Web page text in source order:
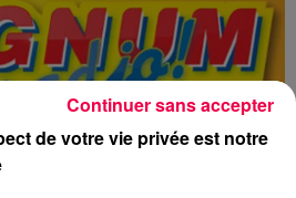
de votre vie privée est notre
Continuer sans accepter